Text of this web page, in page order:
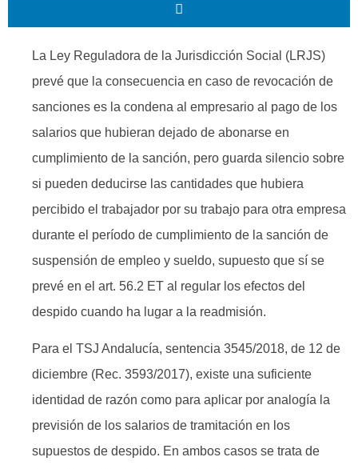
La Ley Reguladora de la Jurisdicción Social (LRJS)
prevé que la consecuencia en caso de revocación de
sanciones es la condena al empresario al pago de los
salarios que hubieran dejado de abonarse en
cumplimiento de la sanción, pero guarda silencio sobre
si pueden deducirse las cantidades que hubiera
percibido el trabajador por su trabajo para otra empresa
durante el período de cumplimiento de la sanción de
suspensión de empleo y sueldo, supuesto que sí se
prevé en el art. 56.2 ET al regular los efectos del
despido cuando ha lugar a la readmisión.
Para el TSJ Andalucía, sentencia 3545/2018, de 12 de
diciembre (Rec. 3593/2017), existe una suficiente
identidad de razón como para aplicar por analogía la
previsión de los salarios de tramitación en los
supuestos de despido. En ambos casos se trata de